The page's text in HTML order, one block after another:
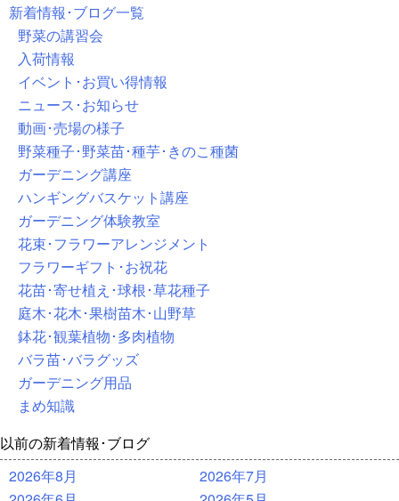
新着情報･ブログ一覧
野菜の講習会
入荷情報
イベント･お買い得情報
ニュース･お知らせ
動画･売場の様子
野菜種子･野菜苗･種芋･きのこ種菌
ガーデニング講座
ハンギングバスケット講座
ガーデニング体験教室
花束･フラワーアレンジメント
フラワーギフト･お祝花
花苗･寄せ植え･球根･草花種子
庭木･花木･果樹苗木･山野草
鉢花･観葉植物･多肉植物
バラ苗･バラグッズ
ガーデニング用品
まめ知識
以前の新着情報･ブログ
2026年8月
2026年7月